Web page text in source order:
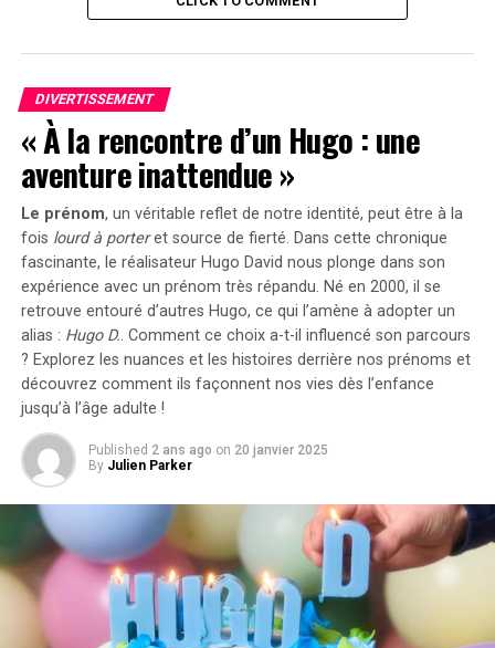
musique, composée par Leila « Woofle » Wilson,
RELATED TOPICS:
PLONGÉE
VOYAGE
UP NEXT
RPGCast – Épisode 447 : « Les Jeux de l’Inflation
DON'T MISS
Momodora : Rêverie sous la Lueur de la Lune
DIVERTISSEMENT
« À la rencontre d’un Hugo : une
aventure inattendue »
Le prénom, un véritable reflet de notre identité, peut être à la
fois lourd à porteret source de fierté. Dans cette chronique
fascinante, le réalisateur Hugo David nous plonge dans son
expérience avec un prénom très répandu. Né en 2000, il se
retrouve entouré d’autres Hugo, ce qui l’amène à adopter un
alias : Hugo D.. Comment ce choix a-t-il influencé son parcours
? Explorez les nuances et les histoires derrière nos prénoms et
découvrez comment ils façonnent nos vies dès l’enfance
jusqu’à l’âge adulte !
Published 2 ans ago on 20 janvier 2025
By Julien Parker